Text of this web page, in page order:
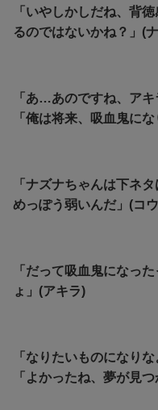
「いやしかしだね、背
るのではないかね？」(
「あ…あのですね、アキ
「俺は将来、吸血鬼に
「ナズナちゃんは下ネ
めっぽう弱いんだ」(コ
「だって吸血鬼になっ
ょ」(アキラ)
「なりたいものになりな
「よかったね、夢が見